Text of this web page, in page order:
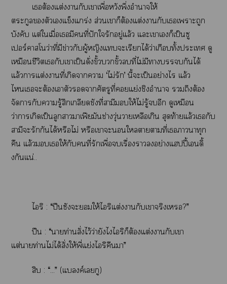
เต้องแต่งากับเาเพื่อหวังพึ่งอำนาจให้
ตระกูลตัวเแข็งแกร่ง ส่วนเาก็ต้องแต่งากับเเาะถูก
บังคับ แต่ใเมื่อเมีคนที่ปักใรักอยู่แล้ว แะเาเก็เป็นซู
เปอร์าโว่าที่มีข่าวกับผู้หญิงแะเรียกได้ว่าเกือบทั้งะเ ดู
เหมือนชีวิตเกับเาเป็นดั่งขั้วขั้วที่ไม่มีากันได้
แล้วาแต่งาที่เกิดาา ‘ไม่รัก’ นี้ะเป็นอย่างไร แล้ว
ไเะต้องเาตัวาศัตรูที่แย่งชิงอำนาจ ถึงต้อง
จัดการกับารู้สึกเกลียดชังที่สามีให้ไม่รู้อีก ดูเหมือน
ว่าาเกิดเป็นลูกาาเฟียมันช่างวุ่นวายเหลือเกิน สุดท้ายแล้วเกับ
สามีะรักกันได้หรือไม่ หรือเาะใาตามที่เาาทุก
คืน แล้วเให้กับคนที่รักเพื่อเรื่องาอย่างแฮปปี้เดิ้
งกันแน่..
ไริ : “ปืนซังะให้ไริแต่งากับเาจริงเ?”
ปืน : “าท่านสั่งไว้ว่ายังไไริก็ต้องแต่งากับเา
แต่าท่านไม่ได้สั่งให้พี่แย่งไริคืนา”
สิบ : “...” (แค์เกู)